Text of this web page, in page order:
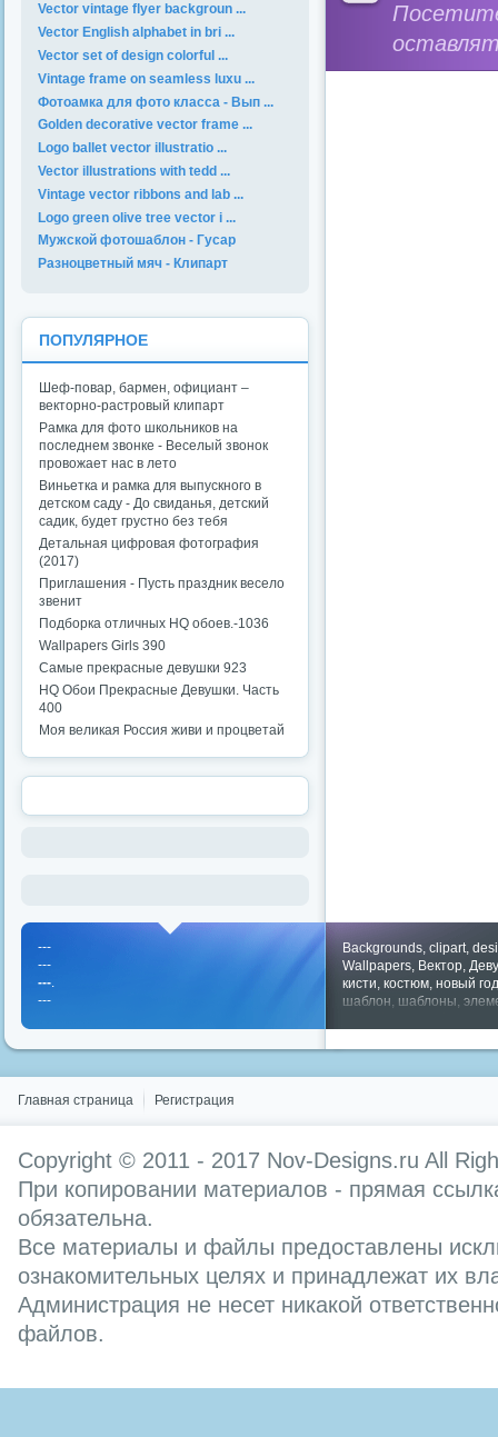
Vector vintage flyer backgroun ...
Vector English alphabet in bri ...
Vector set of design colorful ...
Vintage frame on seamless luxu ...
Фотоамка для фото класса - Вып ...
Golden decorative vector frame ...
Logo ballet vector illustratio ...
Vector illustrations with tedd ...
Vintage vector ribbons and lab ...
Logo green olive tree vector i ...
Мужской фотошаблон - Гусар
Разноцветный мяч - Клипарт
ПОПУЛЯРНОЕ
Шеф-повар, бармен, официант –
векторно-растровый клипарт
Рамка для фото школьников на
последнем звонке - Веселый звонок
провожает нас в лето
Виньетка и рамка для выпускного в
детском саду - До свиданья, детский
садик, будет грустно без тебя
Детальная цифровая фотография
(2017)
Приглашения - Пусть праздник весело
звенит
Подборка отличных HQ обоев.-1036
Wallpapers Girls 390
Самые прекрасные девушки 923
HQ Обои Прекрасные Девушки. Часть
400
Моя великая Россия живи и процветай
Backgrounds, clipart,
Wallpapers, Вектор,
кисти, костюм, новый год
шаблон, шаблоны,
---
---
---.
---
Главная страница Регистрация
Copyright © 2011 - 2017 Nov-Designs.ru All
При копировании материалов - прямая
обязательна.
Все материалы и файлы предоставлены
ознакомительных целях и принадлежат их
Администрация не несет никакой
файлов.